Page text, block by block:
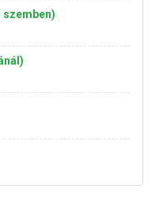
szemben)